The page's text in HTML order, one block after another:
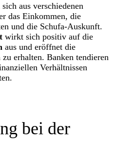
sich aus verschiedenen
das Einkommen, die
und die Schufa-Auskunft.
wirkt sich positiv auf die
aus und eröffnet die
erhalten. Banken tendieren
Verhältnissen
bei der